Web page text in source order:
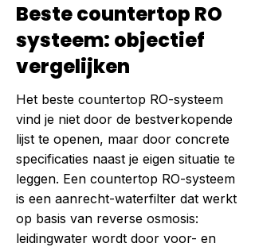
Beste countertop RO
systeem: objectief
vergelijken
Het beste countertop RO-systeem
vind je niet door de bestverkopende
lijst te openen, maar door concrete
specificaties naast je eigen situatie te
leggen. Een countertop RO-systeem
is een aanrecht-waterfilter dat werkt
op basis van reverse osmosis:
leidingwater wordt door voor- en